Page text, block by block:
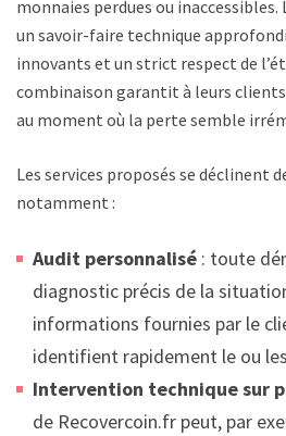
monnaies perdues ou
un savoir-faire technique
innovants et un strict respect de
combinaison garantit à leurs clients
au moment où la perte semble
Les services proposés se déclinent
notamment :
Audit personnalisé : toute
diagnostic précis de la
informations fournies par le
identifient rapidement le ou
Intervention technique sur
de Recovercoin.fr peut, par